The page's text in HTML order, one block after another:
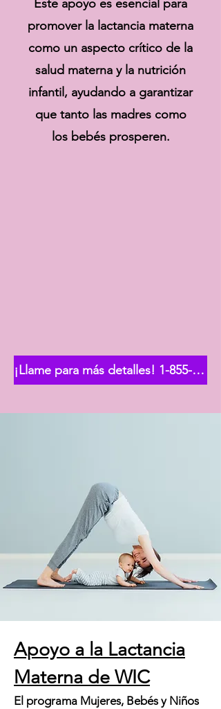
Este apoyo es esencial para
promover la lactancia materna
como un aspecto crítico de la
salud materna y la nutrición
infantil, ayudando a garantizar
que tanto las madres como
los bebés prosperen.
¡Llame para más detalles! 1-855-550-6667
Apoyo a la Lactancia
Materna de WIC
El programa Mujeres, Bebés y Niños